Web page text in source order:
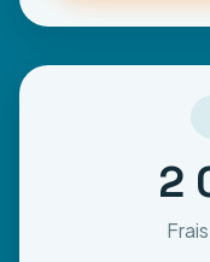
2